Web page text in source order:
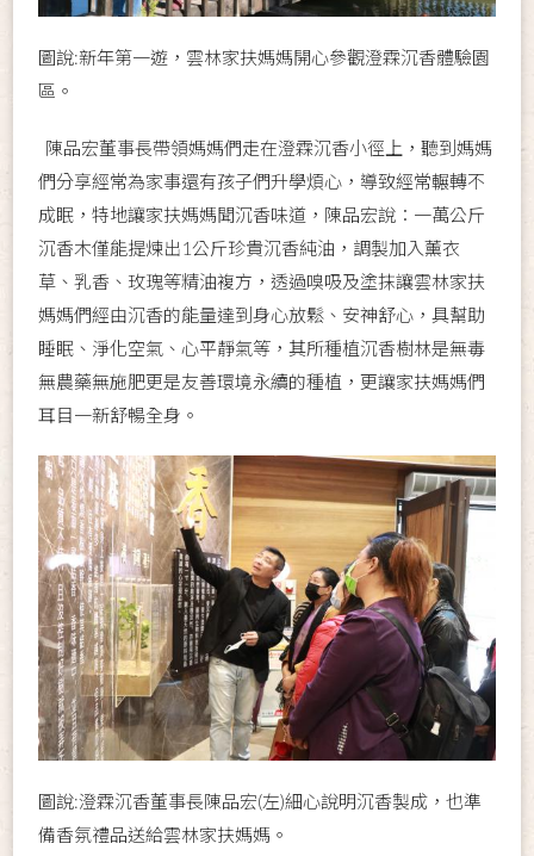
圖說:新年第一遊，雲林家扶媽媽開心參觀澄霖沉香體驗園
區。
陳品宏董事長帶領媽媽們走在澄霖沉香小徑上，聽到媽媽
們分享經常為家事還有孩子們升學煩心，導致經常輾轉不
成眠，特地讓家扶媽媽聞沉香味道，陳品宏說：一萬公斤
沉香木僅能提煉出1公斤珍貴沉香純油，調製加入薰衣
草、乳香、玫瑰等精油複方，透過嗅吸及塗抹讓雲林家扶
媽媽們經由沉香的能量達到身心放鬆、安神舒心，具幫助
睡眠、淨化空氣、心平靜氣等，其所種植沉香樹林是無毒
無農藥無施肥更是友善環境永續的種植，更讓家扶媽媽們
耳目一新舒暢全身。
圖說:澄霖沉香董事長陳品宏(左)細心說明沉香製成，也準
備香氛禮品送給雲林家扶媽媽。